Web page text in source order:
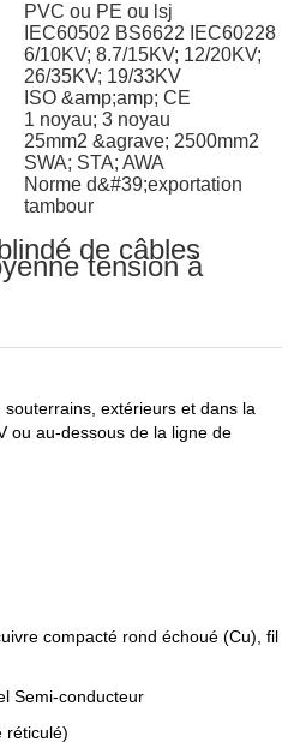
PVC ou PE ou lsj
IEC60502 BS6622 IEC60228
6/10KV; 8.7/15KV; 12/20KV;
26/35KV; 19/33KV
ISO &amp;amp; CE
1 noyau; 3 noyau
25mm2 &agrave; 2500mm2
SWA; STA; AWA
Norme d&#39;exportation
tambour
de câbles
tension à
extérieurs et dans la
ou au-dessous de la ligne de
compacté rond échoué (Cu), fil
Semi-conducteur
réticulé)